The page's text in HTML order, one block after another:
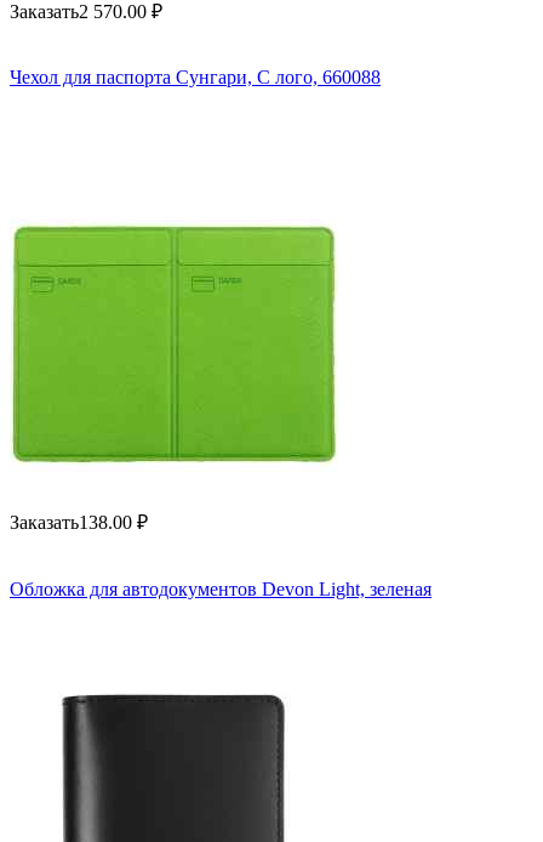
Заказать2 570.00 ₽
Чехол для паспорта Сунгари, С лого, 660088
Заказать138.00 ₽
Обложка для автодокументов Devon Light, зеленая